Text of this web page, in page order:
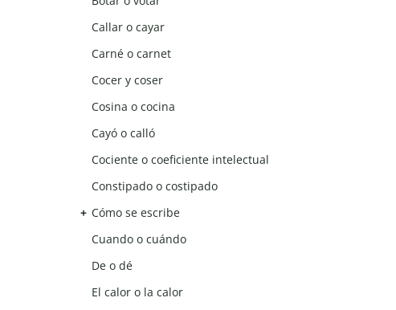
Callar o cayar
Carné o carnet
Cocer y coser
Cosina o cocina
Cayó o calló
Cociente o coeficiente intelectual
Constipado o costipado
Cómo se escribe
Cuando o cuándo
De o dé
El calor o la calor